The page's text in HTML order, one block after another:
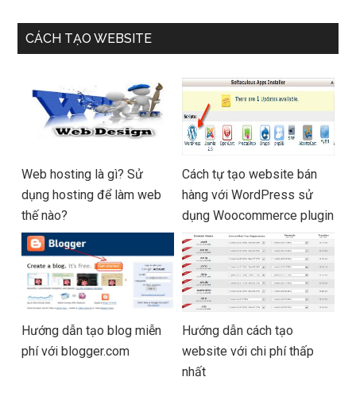
CÁCH TẠO WEBSITE
Web hosting là gì? Sử
dụng hosting để làm web
thế nào?
Cách tự tạo website bán
hàng với WordPress sử
dụng Woocommerce plugin
Hướng dẫn tạo blog miễn
phí với blogger.com
Hướng dẫn cách tạo
website với chi phí thấp
nhất